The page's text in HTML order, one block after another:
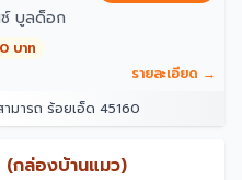
บูลด็อก
บาท
รายละเอียด →
มารถ ร้อยเอ็ด 45160
กล่องบ้านแมว)